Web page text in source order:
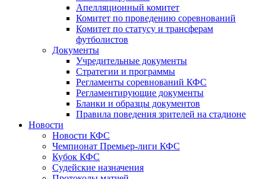
Апелляционный комитет
Комитет по проведению соревнований
Комитет по статусу и трансферам
футболистов
Документы
Учредительные документы
Стратегии и программы
Регламенты соревнований КФС
Регламентирующие документы
Бланки и образцы документов
Правила поведения зрителей на стадионе
Новости
Новости КФС
Чемпионат Премьер-лиги КФС
Кубок КФС
Судейские назначения